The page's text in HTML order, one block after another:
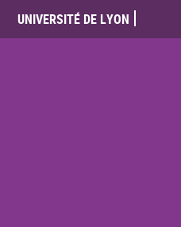
UNIVERSITÉ DE LYON